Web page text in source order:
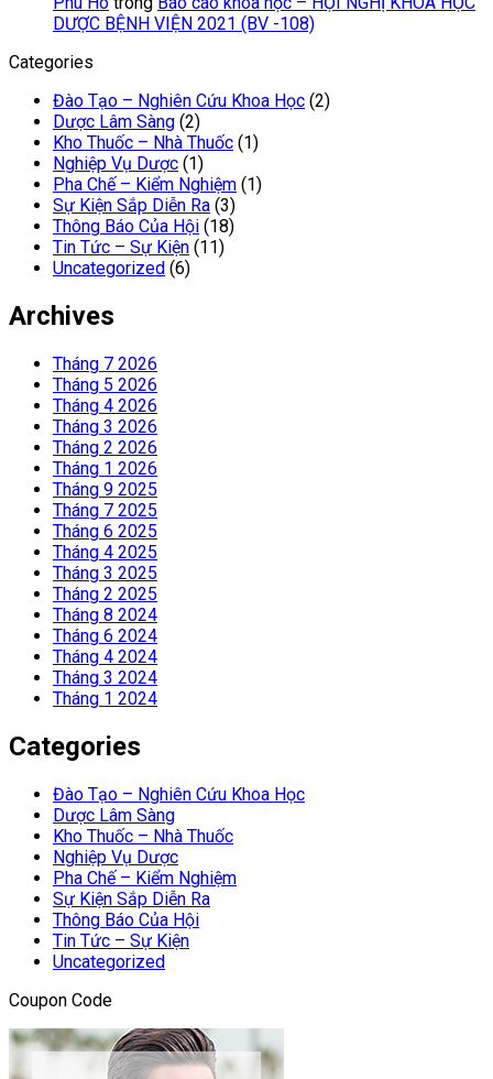
DƯỢC BỆNH VIỆN 2021 (BV -108)
Categories
Đào Tạo – Nghiên Cứu Khoa Học (2)
Dược Lâm Sàng (2)
Kho Thuốc – Nhà Thuốc (1)
Nghiệp Vụ Dược (1)
Pha Chế – Kiểm Nghiệm (1)
Sự Kiện Sắp Diễn Ra (3)
Thông Báo Của Hội (18)
Tin Tức – Sự Kiện (11)
Uncategorized (6)
Archives
Tháng 7 2026
Tháng 5 2026
Tháng 4 2026
Tháng 3 2026
Tháng 2 2026
Tháng 1 2026
Tháng 9 2025
Tháng 7 2025
Tháng 6 2025
Tháng 4 2025
Tháng 3 2025
Tháng 2 2025
Tháng 8 2024
Tháng 6 2024
Tháng 4 2024
Tháng 3 2024
Tháng 1 2024
Categories
Đào Tạo – Nghiên Cứu Khoa Học
Dược Lâm Sàng
Kho Thuốc – Nhà Thuốc
Nghiệp Vụ Dược
Pha Chế – Kiểm Nghiệm
Sự Kiện Sắp Diễn Ra
Thông Báo Của Hội
Tin Tức – Sự Kiện
Uncategorized
Coupon Code